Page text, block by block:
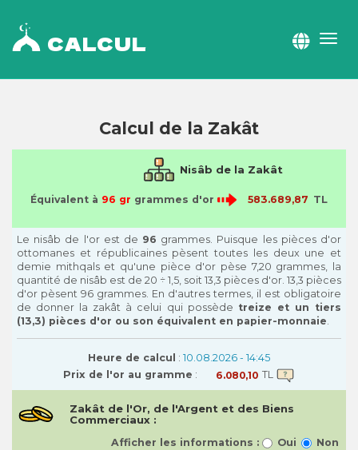
CALCUL
Calcul de la Zakât
Nisâb de la Zakât
Équivalent à 96 gr grammes d'or TL
Le nisâb de l'or est de 96 grammes. Puisque les pièces d'or
ottomanes et républicaines pèsent toutes les deux une et
demie mithqals et qu'une pièce d'or pèse 7,20 grammes, la
quantité de nisâb est de 20 ÷ 1,5, soit 13,3 pièces d'or. 13,3 pièces
d'or pèsent 96 grammes. En d'autres termes, il est obligatoire
de donner la zakât à celui qui possède treize et un tiers
(13,3) pièces d'or ou son équivalent en papier-monnaie.
Heure de calcul : 10.08.2026 - 14:45
Prix de l'or au gramme : TL
Zakât de l'Or, de l'Argent et des Biens
Commerciaux :
Afficher les informations : Oui Non